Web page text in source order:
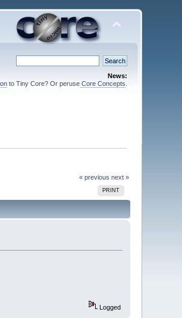
News:
to Tiny Core? Or peruseCore Concepts
« previous next »
PRINT
Logged